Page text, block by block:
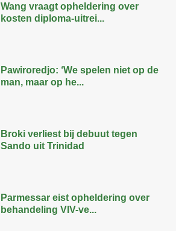
Wang vraagt opheldering over
kosten diploma-uitrei...
Pawiroredjo: ‘We spelen niet op de
man, maar op he...
Broki verliest bij debuut tegen
Sando uit Trinidad
Parmessar eist opheldering over
behandeling VIV-ve...